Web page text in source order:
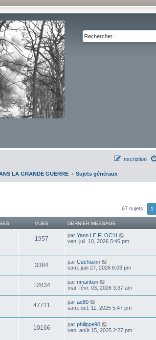
Inscription
LA GRANDE GUERRE Sujets généraux
67 sujets 1
VUES DERNIER MESSAGE
1957 par Yann LE FLOC'H
ven. juil. 10, 2026 5:46 pm
3384 par Cuchlainn
sam. juin 27, 2026 6:03 pm
12834 par nmantion
mar. févr. 03, 2026 3:37 am
47711 par ae80
sam. oct. 11, 2025 5:47 pm
10166 par philippe90
ven. août 15, 2025 2:27 pm